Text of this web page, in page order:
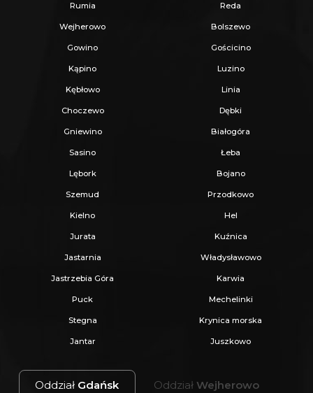
Rumia Reda
Wejherowo Bolszewo
Gowino Gościcino
Kąpino Luzino
Kębłowo Linia
Choczewo Dębki
Gniewino Białogóra
Sasino Łeba
Lębork Bojano
Szemud Przodkowo
Kielno Hel
Jurata Kuźnica
Jastarnia Władysławowo
Jastrzebia Góra Karwia
Puck Mechelinki
Stegna Krynica morska
Jantar Juszkowo
Oddział Gdańsk Oddział Wejherowo